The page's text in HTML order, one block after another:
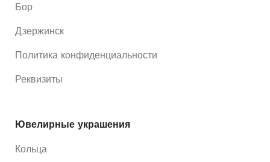
Бор
Дзержинск
Политика конфиденциальности
Реквизиты
Ювелирные украшения
Кольца